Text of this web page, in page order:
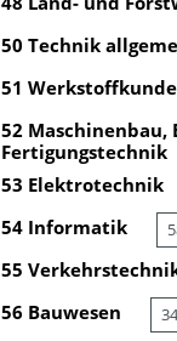
50 Technik
51 Werkstoffkunde
52 Maschinenbau,
Fertigungstechnik
53 Elektrotechnik
54 Informatik
55
56 Bauwesen